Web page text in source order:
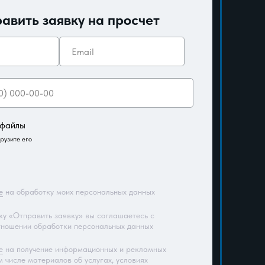
заявку на просчет
его
на обработку моих персональных данных
«Отправить заявку» вы соглашаетесь с
обработки персональных данных
на получение информационных и рекламных
материалов об услугах, условиях